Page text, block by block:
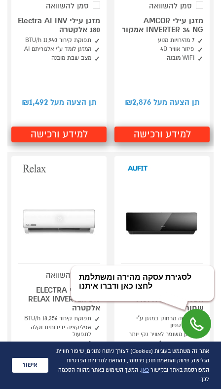
סמן להשוואה
מזגן עילי AMCOR
INVERTER 34 NG אמקור
7 מהירויות מנוע
פיזור אוויר 4D
WIFI מובנה
תן הצעה מעל ₪ 2,876
למידע ורכישה
סמן להשוואה
מזגן עילי Electra AI INV
180 אלקטרה
תפוקת קירור 11,940 BTU/h
המזגן לומד ע"י אלגוריתם AI
מצב שבת מובנה
תן הצעה מעל ₪ 1,492
למידע ורכישה
סמן להשוואה
מזגן עילי PEAK INV
150BK אופיט AUFIT
שחור
שליטה מרחוק במזגן ע"י
סמארטפון
מסנן משופר לאוויר נקי יותר
דירוג אנרגטי A++
תן הצעה מעל ₪1,056
סמן להשוואה
מזגן עילי ELECTRA
RELAX INVERTER 240
אלקטרה
תפוקת קירור 18,356 BTU/h
אפליקציה ידידותית וקלה
לתפעול
8 מהירויות מפוח מאייד
תן הצעה מעל ₪1,871
אתר זה משתמש בעוגיות (Cookies) לצורך ניתוח נתונים, שיפור חוויית
הגלישה, שיווק והתאמת תוכן פרסומי, בהתאם למדיניות הפרטיות
המפורסמת באתר ובקישור כאן. המשך השימוש באתר מהווה הסכמה
לכך.
אישור